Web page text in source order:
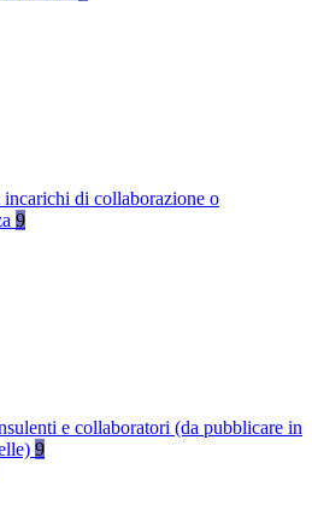
di collaborazione o
9
e collaboratori (da pubblicare in
9